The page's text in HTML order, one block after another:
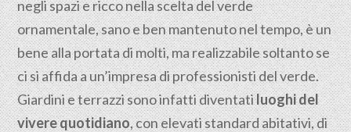
negli spazi e ricco nella scelta del verde
ornamentale, sano e ben mantenuto nel tempo, è un
bene alla portata di molti, ma realizzabile soltanto se
ci si affida a un’impresa di professionisti del verde.
Giardini e terrazzi sono infatti diventatiluoghi del
vivere quotidiano, con elevati standard abitativi, di